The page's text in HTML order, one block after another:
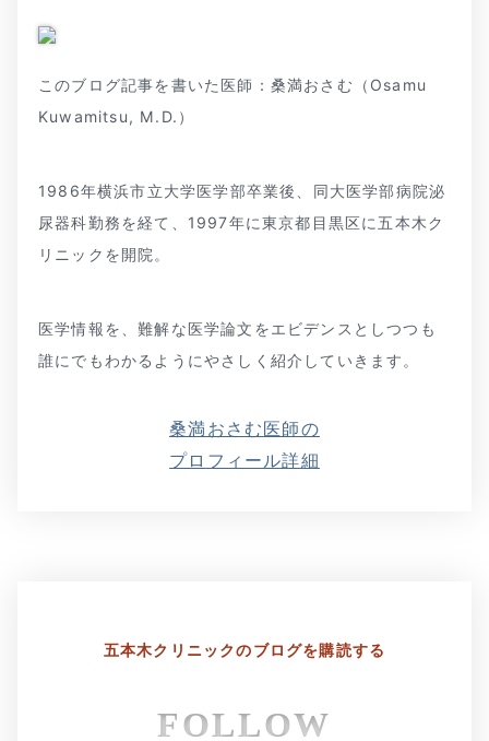
このブログ記事を書いた医師：桑満おさむ（Osamu
Kuwamitsu, M.D.）
1986年横浜市立大学医学部卒業後、同大医学部病院泌
尿器科勤務を経て、1997年に東京都目黒区に五本木ク
リニックを開院。
医学情報を、難解な医学論文をエビデンスとしつつも
誰にでもわかるようにやさしく紹介していきます。
桑満おさむ医師の
プロフィール詳細
五本木クリニックのブログを購読する
FOLLOW